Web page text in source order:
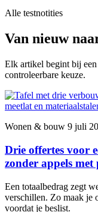
Alle testnotities
Van nieuw
Elk artikel begint bij een
controleerbare keuze.
Wonen & bouw 9 juli
Drie offertes voor
zonder appels met
Een totaalbedrag zegt
verschillen. Zo maak je
voordat je beslist.